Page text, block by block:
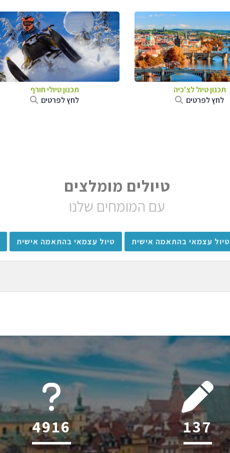
תכנון טיול לצ'כיה
לחץ לפרטים
תכנון טיולי חורף
לחץ לפרטים
טיולים מומלצים
עם המומחים שלנו
טיול עצמאי בהתאמה אישית טיול עצמאי בהתאמה אישית
6045 197